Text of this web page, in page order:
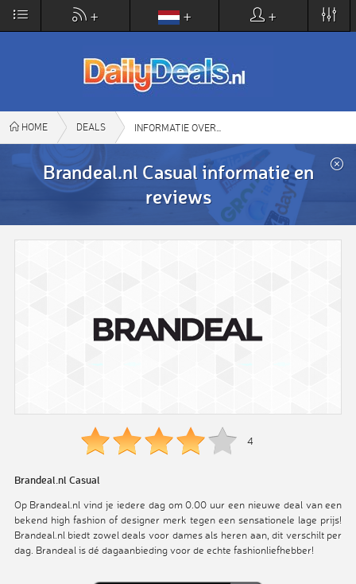
×
DailyDeals.nl
www.dailydeals.nl
VIEW
+ + +
HOME DEALS INFORMATIE OVER
Brandeal.nl Casual informatie en
reviews
4
Brandeal.nl Casual
Op Brandeal.nl vind je iedere dag om 0.00 uur een nieuwe deal van een
bekend high fashion of designer merk tegen een sensationele lage prijs!
Brandeal.nl biedt zowel deals voor dames als heren aan, dit verschilt per
dag. Brandeal is dé dagaanbieding voor de echte fashionliefhebber!